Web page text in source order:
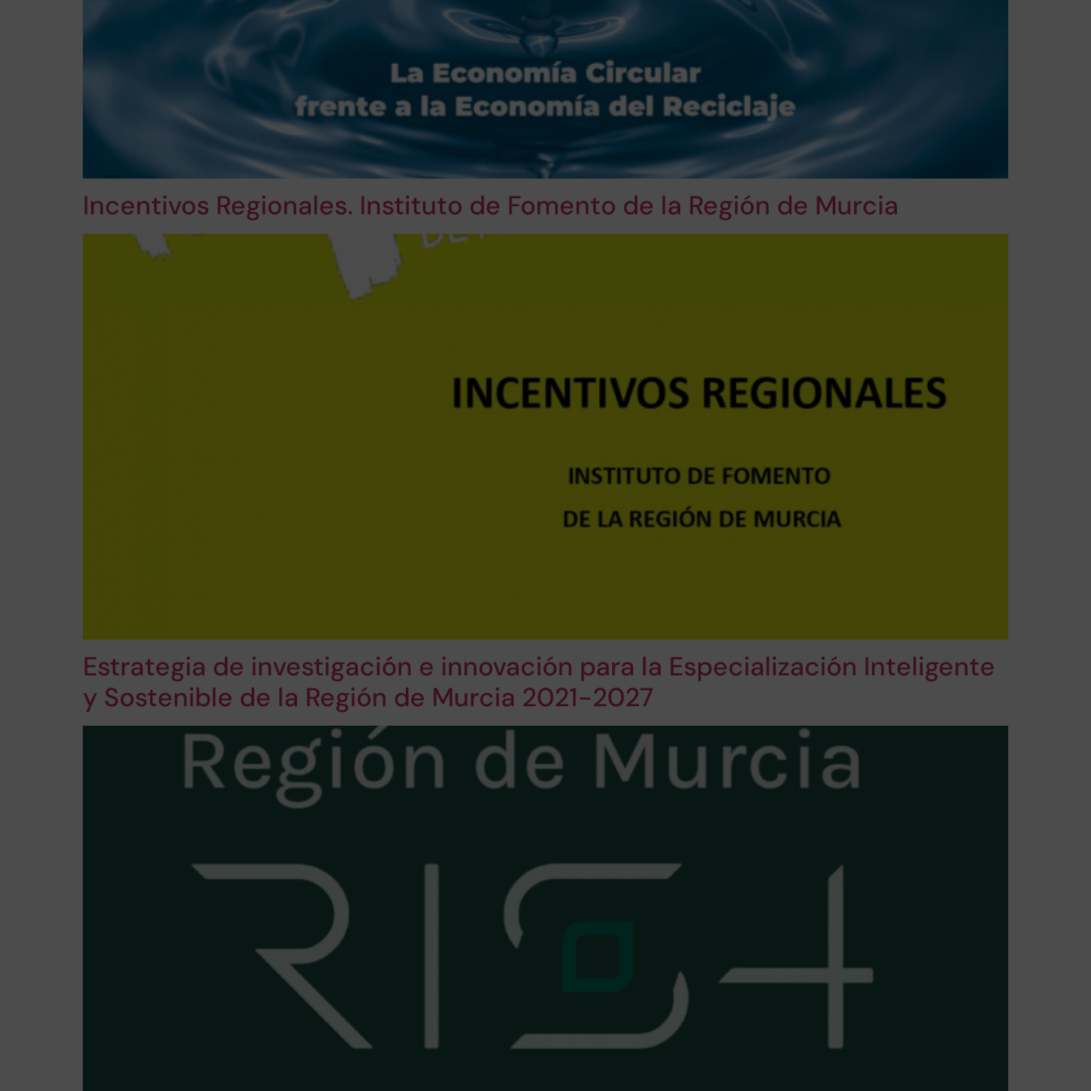
Incentivos Regionales. Instituto de Fomento de la Región de Murcia
Estrategia de investigación e innovación para la Especialización Inteligente
y Sostenible de la Región de Murcia 2021-2027